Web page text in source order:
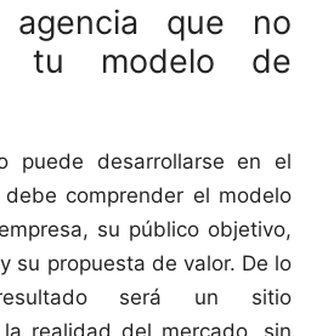
agencia que no
tu modelo de
puede desarrollarse en el
comprender el modelo
su público objetivo,
su propuesta de valor. De lo
será un sitio
realidad del mercado, sin